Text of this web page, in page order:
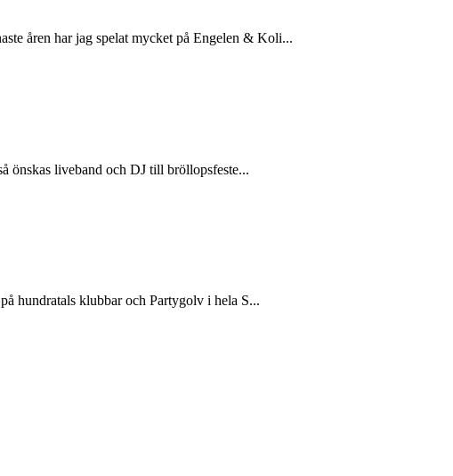
åren har jag spelat mycket på Engelen & Koli...
önskas liveband och DJ till bröllopsfeste...
hundratals klubbar och Partygolv i hela S...